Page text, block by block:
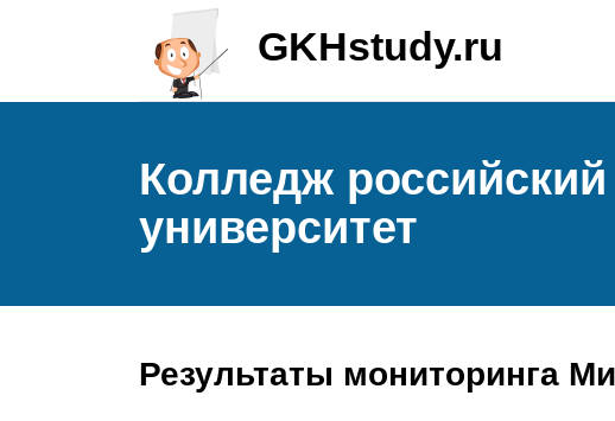
GKHstudy.ru
Колледж
университет
Результаты мониторинга